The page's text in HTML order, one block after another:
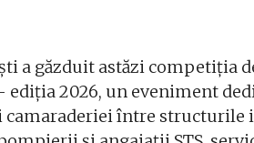
a găzduit astăzi competiția
2026, un eveniment
între structurile